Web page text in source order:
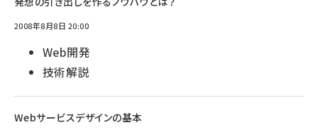
2008年8月8日 20:00
Web開発
技術解説
Webサービスデザインの基本